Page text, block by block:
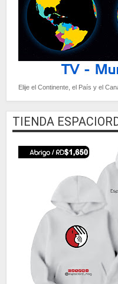
Elije el Continente, el País y el
TIENDA